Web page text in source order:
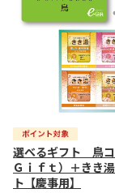
選べるギフト 鳥コ
Ｇｉｆｔ）＋きき
ト【慶事用】